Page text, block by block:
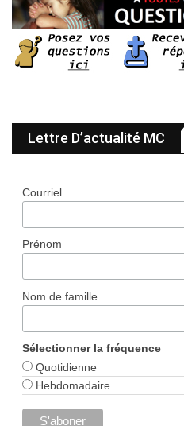
Lettre D’actualité MC
Courriel
Prénom
Nom de famille
Sélectionner la fréquence
Quotidienne
Hebdomadaire